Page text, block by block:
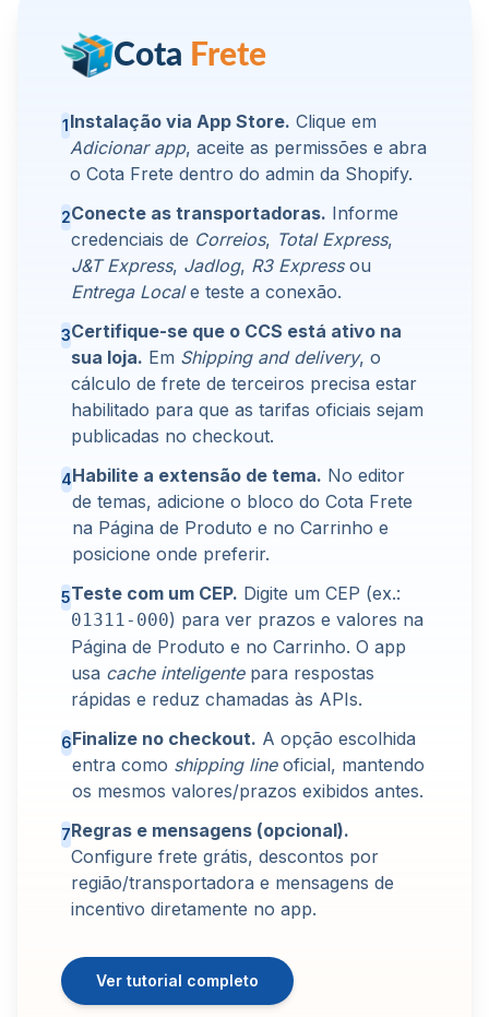
Cota Frete
1Instalação via App Store. Clique em
Adicionar app, aceite as permissões e abra
o Cota Frete dentro do admin da Shopify.
2Conecte as transportadoras. Informe
credenciais de Correios, Total Express,
J&T Express, Jadlog, R3 Expressou
Entrega Locale teste a conexão.
3Certifique-se que o CCS está ativo na
sua loja. Em Shipping and delivery, o
cálculo de frete de terceiros precisa estar
habilitado para que as tarifas oficiais sejam
publicadas no checkout.
4Habilite a extensão de tema. No editor
de temas, adicione o bloco do Cota Frete
na Página de Produto e no Carrinho e
posicione onde preferir.
5Teste com um CEP. Digite um CEP (ex.:
01311-000) para ver prazos e valores na
Página de Produto e no Carrinho. O app
usa cache inteligentepara respostas
rápidas e reduz chamadas às APIs.
6Finalize no checkout. A opção escolhida
entra como shipping lineoficial, mantendo
os mesmos valores/prazos exibidos antes.
7Regras e mensagens (opcional).
Configure frete grátis, descontos por
região/transportadora e mensagens de
incentivo diretamente no app.
Ver tutorial completo